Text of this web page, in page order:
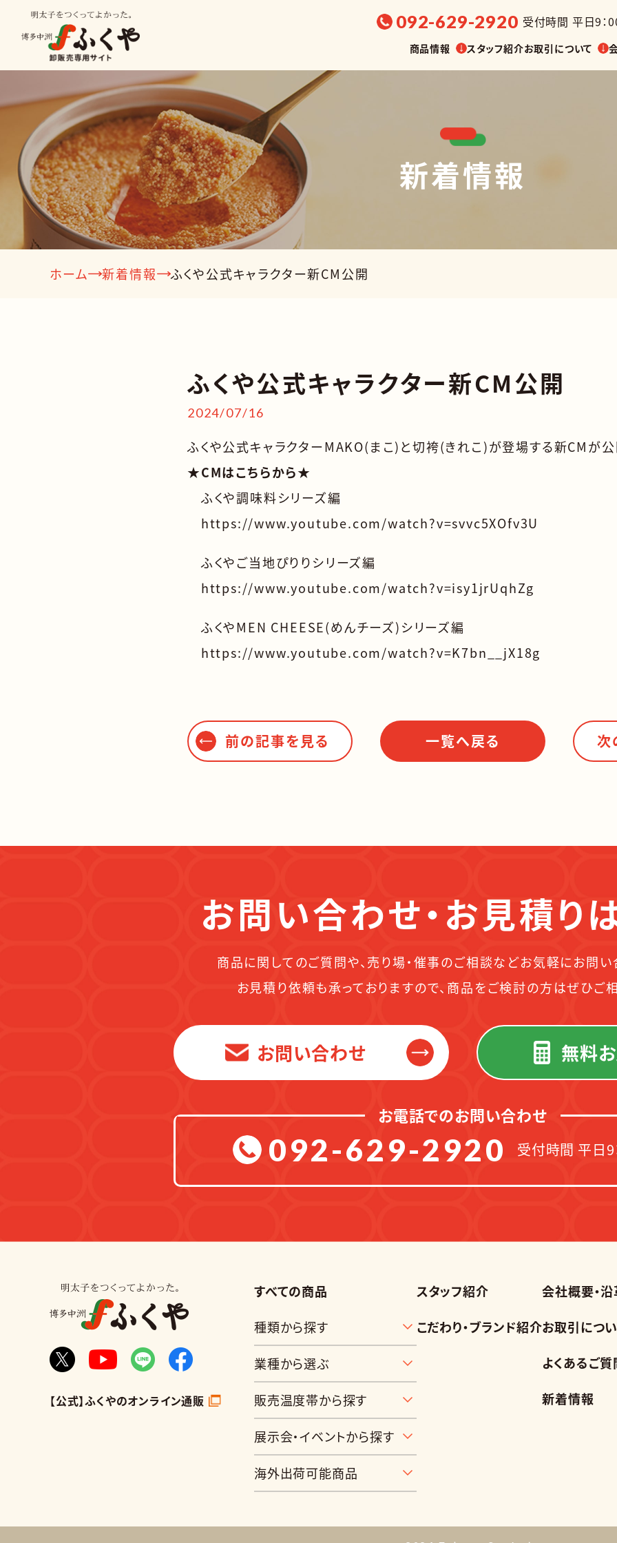
092-629-2920 受付時間 平日9：
商品情報
種類から探す 業種から選ぶ 販売温度帯から探す
明太子
ビン詰
調味料
スタッフ紹介お取引について
新着情報
ホーム 新着情報 ふくや公式キャラクター新CM公開
ふくや公式キャラクター新CM公開
2024/07/16
ふくや公式キャラクターMAKO(まこ)と切袴(きれこ)が登場する新CMが公
★CMはこちらから★
ふくや調味料シリーズ編
https://www.youtube.com/watch?v=svvc5XOfv3U
ふくやご当地ぴりりシリーズ編
https://www.youtube.com/watch?v=isy1jrUqhZg
ふくやMEN CHEESE(めんチーズ)シリーズ編
https://www.youtube.com/watch?v=K7bn__jX18g
前の記事を見る 一覧へ戻る 次
お問い合わせ・お見積り
商品に関してのご質問や、売り場・催事のご相談などお気軽にお問い
お見積り依頼も承っておりますので、商品をご検討の方はぜひご相
お問い合わせ 無料
お電話でのお問い合わせ
092-629-2920 受付時間 平日9
【公式】ふくやのオンライン通販
すべての商品
種類から探す
業種から選ぶ
販売温度帯から探す
展示会・イベントから探す
海外出荷可能商品
スタッフ紹介
こだわり・ブランド紹介
会社概要・
お取引につ
よくあるご質
新着情報